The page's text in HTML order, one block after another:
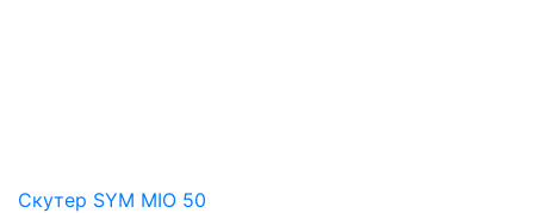
Скутер SYM MIO 50